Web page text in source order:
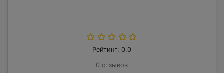
Рейтинг: 0.0
0 отзывов